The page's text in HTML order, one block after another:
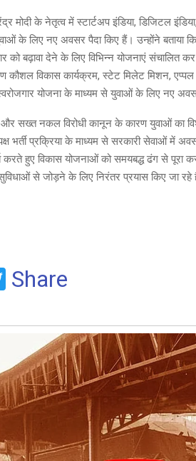
मोदी के नेतृत्व में स्टार्टअप इंडिया, डिजिटल
के लिए नए अवसर पैदा किए हैं। उन्होंने बताया कि
को बढ़ावा देने के लिए विभिन्न योजनाएं संचालित
कौशल विकास कार्यक्रम, स्टेट मिलेट मिशन,
योजना के माध्यम से युवाओं के लिए नए
और सख्त नकल विरोधी कानून के कारण युवाओं का
भर्ती प्रक्रिया के माध्यम से सरकारी सेवाओं में
करते हुए विकास योजनाओं को समयबद्ध ढंग से पूरा
से जोड़ने के लिए निरंतर प्रयास किए जा रहे
T
tt
Share